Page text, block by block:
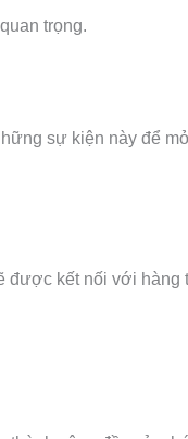
trọng.
sự kiện này để
được kết nối với